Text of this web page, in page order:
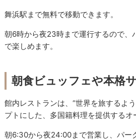
舞浜駅まで無料で移動できます。
朝6時から夜23時まで運行するので、
で楽しめます。
朝食ビュッフェや本格
館内レストランは、“世界を旅するよ
プトにした、多国籍料理を提供するオ
朝6:30から夜24:00まで営業し、パー